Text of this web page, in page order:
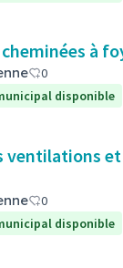
à
0
disponible
ventilations et
0
disponible